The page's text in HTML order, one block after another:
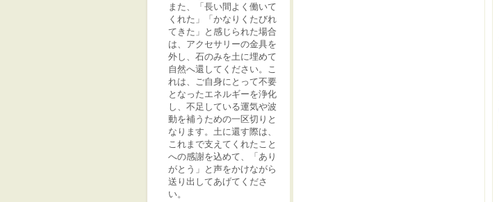
また、「長い間よく働いて
くれた」「かなりくたびれ
てきた」と感じられた場合
は、アクセサリーの金具を
外し、石のみを土に埋めて
自然へ還してください。こ
れは、ご自身にとって不要
となったエネルギーを浄化
し、不足している運気や波
動を補うための一区切りと
なります。土に還す際は、
これまで支えてくれたこと
への感謝を込めて、「あり
がとう」と声をかけながら
送り出してあげてくださ
い。